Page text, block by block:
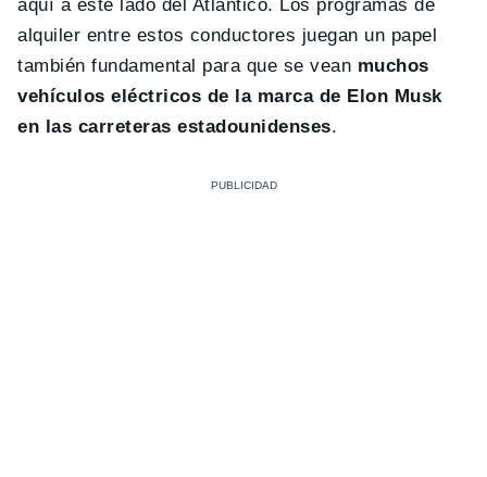
aquí a este lado del Atlántico. Los programas de
alquiler entre estos conductores juegan un papel
también fundamental para que se vean muchos
vehículos eléctricos de la marca de Elon Musk
en las carreteras estadounidenses.